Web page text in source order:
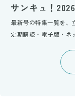
サンキュ！
最新号の特集一覧を、
定期購読・電子版・ネ